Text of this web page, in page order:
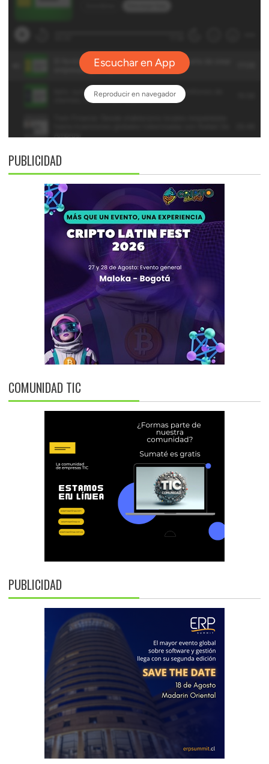
PUBLICIDAD
COMUNIDAD TIC
PUBLICIDAD